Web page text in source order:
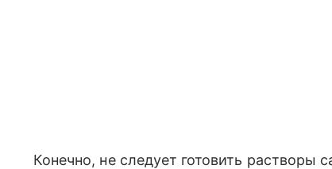
Конечно, не следует готовить растворы